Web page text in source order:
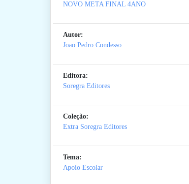
NOVO META FINAL 4ANO
Autor:
Joao Pedro Condesso
Editora:
Soregra Editores
Coleção:
Extra Soregra Editores
Tema:
Apoio Escolar